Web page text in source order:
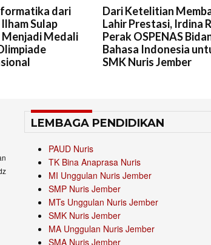
dari
Sulap
Medali
Dari Ketelitian
Lahir Prestasi, Irdina
Perak OSPENAS
Bahasa Indonesia
SMK Nuris Jember
LEMBAGA PENDIDIKAN
PAUD Nuris
TK Bina Anaprasa Nuris
MI Unggulan Nuris Jember
SMP Nuris Jember
MTs Unggulan Nuris Jember
SMK Nuris Jember
MA Unggulan Nuris Jember
SMA Nuris Jember